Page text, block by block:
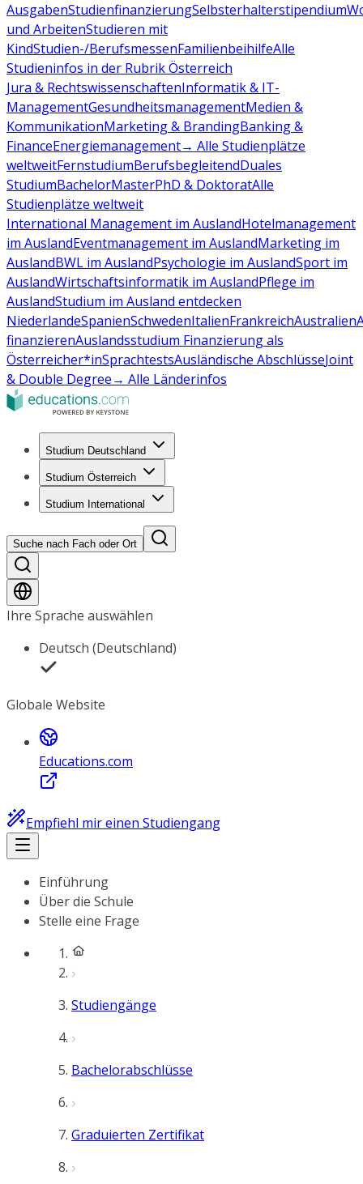
AusgabenStudienfinanzierungSelbsterhalterstipendium
und ArbeitenStudieren mit
KindStudien-/BerufsmessenFamilienbeihilfeAlle
Studieninfos in der Rubrik Österreich
Jura & RechtswissenschaftenInformatik & IT-
ManagementGesundheitsmanagementMedien &
KommunikationMarketing & BrandingBanking &
FinanceEnergiemanagement→ Alle Studienplätze
weltweitFernstudiumBerufsbegleitendDuales
StudiumBachelorMasterPhD & DoktoratAlle
Studienplätze weltweit
International Management im AuslandHotelmanagement
im AuslandEventmanagement im AuslandMarketing im
AuslandBWL im AuslandPsychologie im AuslandSport im
AuslandWirtschaftsinformatik im AuslandPflege im
AuslandStudium im Ausland entdecken
NiederlandeSpanienSchwedenItalienFrankreichAustralien
finanzierenAuslandsstudium Finanzierung als
Österreicher*inSprachtestsAusländische AbschlüsseJoint
& Double Degree→ Alle Länderinfos
Studium Deutschland
Studium Österreich
Studium International
Suche nach Fach oder Ort
Ihre Sprache auswählen
Deutsch (Deutschland)
Globale Website
Educations.com
Empfiehl mir einen Studiengang
Einführung
Über die Schule
Stelle eine Frage
Studiengänge
Bachelorabschlüsse
Graduierten Zertifikat